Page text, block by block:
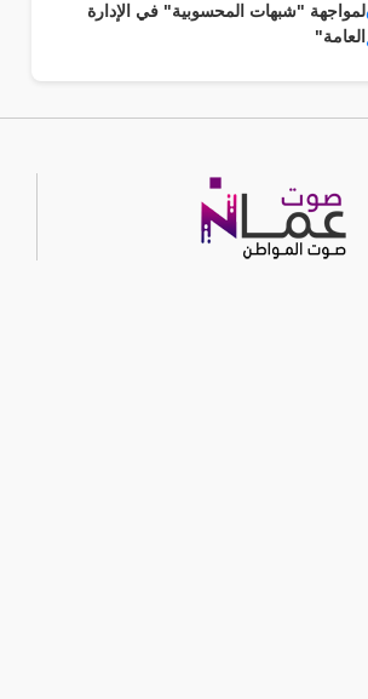
لمواجهة "شبهات المحسوبية" في الإدارة
العامة"